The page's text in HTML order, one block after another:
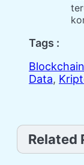
Tags :
Blockchain
Data,
Related